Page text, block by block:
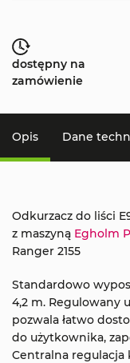
dostępny na
zamówienie
Opis Dane
Odkurzacz do liści
z maszyną Egholm
Ranger 2155
Standardowo
4,2 m. Regulowany
pozwala łatwo
do użytkownika,
Centralna regulacja